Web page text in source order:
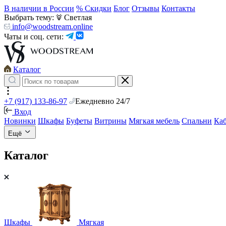
В наличии в России % Скидки Блог Отзывы Контакты
Выбрать тему:
Светлая
info@woodstream.online
Чаты и соц. сети:
Каталог
+7 (917) 133-86-97
Ежедневно 24/7
Вход
Новинки Шкафы Буфеты Витрины Мягкая мебель Спальни
Ещё
Каталог
Шкафы Мягкая